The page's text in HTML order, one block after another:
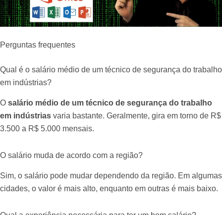
Perguntas frequentes
Qual é o salário médio de um técnico de segurança do trabalho
em indústrias?
O salário médio de um técnico de segurança do trabalho
em indústrias varia bastante. Geralmente, gira em torno de R$
3.500 a R$ 5.000 mensais.
O salário muda de acordo com a região?
Sim, o salário pode mudar dependendo da região. Em algumas
cidades, o valor é mais alto, enquanto em outras é mais baixo.